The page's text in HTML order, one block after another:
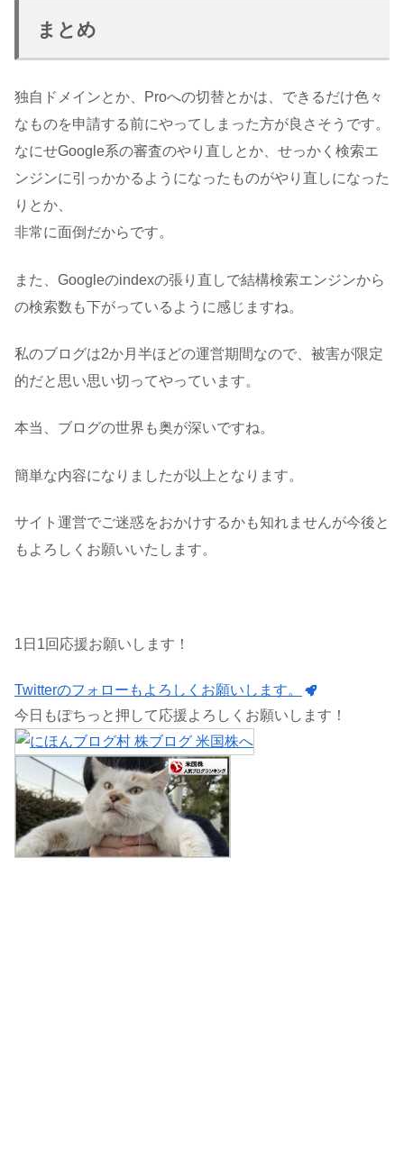
まとめ
独自ドメインとか、Proへの切替とかは、できるだけ色々
なものを申請する前にやってしまった方が良さそうです。
なにせGoogle系の審査のやり直しとか、せっかく検索エ
ンジンに引っかかるようになったものがやり直しになった
りとか、
非常に面倒だからです。
また、Googleのindexの張り直しで結構検索エンジンから
の検索数も下がっているように感じますね。
私のブログは2か月半ほどの運営期間なので、被害が限定
的だと思い思い切ってやっています。
本当、ブログの世界も奥が深いですね。
簡単な内容になりましたが以上となります。
サイト運営でご迷惑をおかけするかも知れませんが今後と
もよろしくお願いいたします。
1日1回応援お願いします！
Twitterのフォローもよろしくお願いします。
今日もぽちっと押して応援よろしくお願いします！